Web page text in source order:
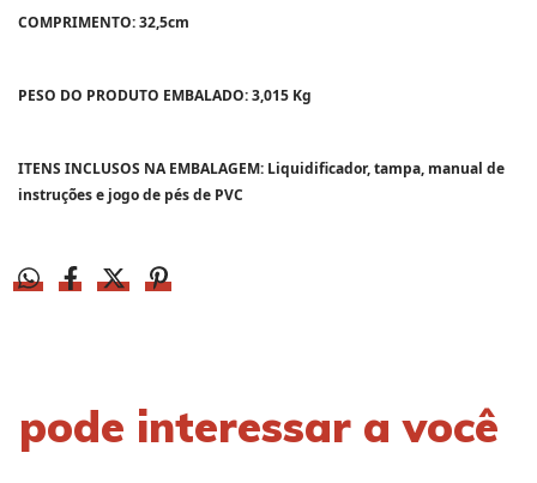
COMPRIMENTO: 32,5cm
PESO DO PRODUTO EMBALADO: 3,015 Kg
ITENS INCLUSOS NA EMBALAGEM: Liquidificador, tampa, manual de
instruções e jogo de pés de PVC
pode interessar a você